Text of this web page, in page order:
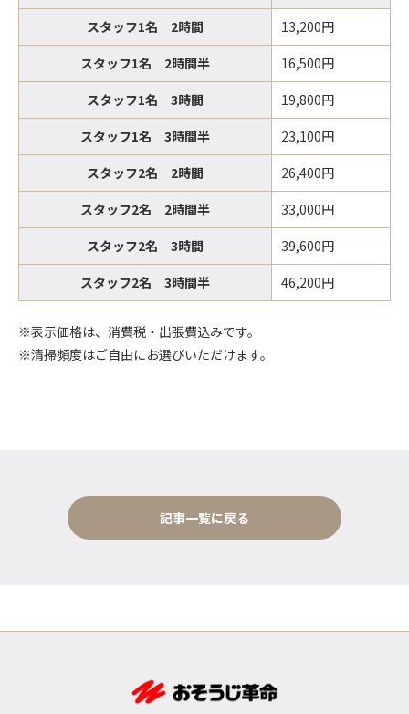
スタッフ1名 2時間
13,200円
スタッフ1名 2時間半
16,500円
スタッフ1名 3時間
19,800円
スタッフ1名 3時間半
23,100円
スタッフ2名 2時間
26,400円
スタッフ2名 2時間半
33,000円
スタッフ2名 3時間
39,600円
スタッフ2名 3時間半
46,200円
※表示価格は、消費税・出張費込みです。
※清掃頻度はご自由にお選びいただけます。
記事一覧に戻る